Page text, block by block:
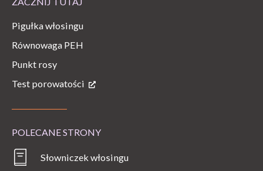
Pigułka włosingu
Równowaga PEH
Punkt rosy
Test porowatości
POLECANE STRONY
Słowniczek włosingu